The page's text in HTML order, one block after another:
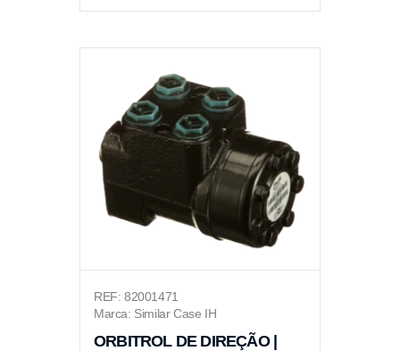
REF: 82001471
Marca: Similar Case IH
ORBITROL DE DIREÇÃO |